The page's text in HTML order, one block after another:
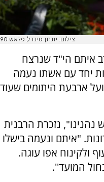
צילום: יונתן סינדל, פלאש 90
איתם הי"ד שנרצח
יחד עם אשתו נעמה
ארבעת היתומים שעוד
נהנינו", נזכרת הרבנית
"איתם ונעמה בישלו
ולקינוח אפו עוגה.
המועד''.